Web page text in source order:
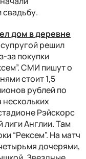
свадьбу.
дом в деревне
решил
за покупки
СМИ пишут о
стоит 1,5
рублей по
Рэйскорс
Англии. Там
“Рексем”. На матч
дочерями,